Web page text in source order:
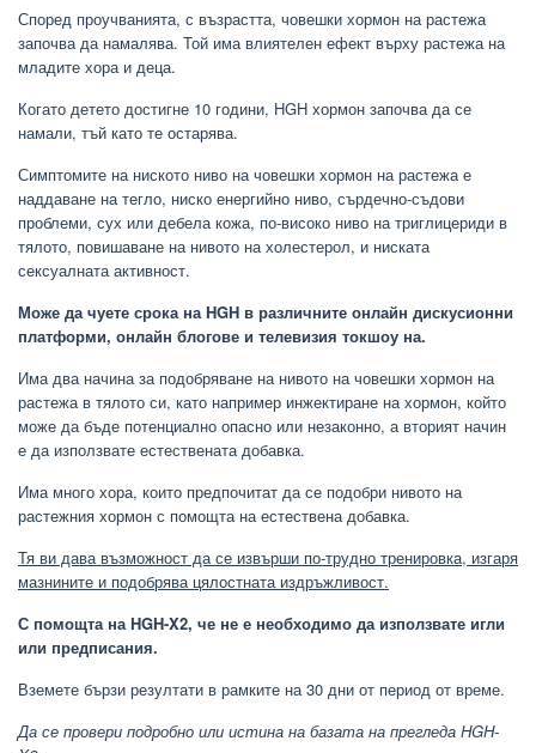
Според проучванията, с възрастта, човешки хормон на растежа
започва да намалява. Той има влиятелен ефект върху растежа на
младите хора и деца.
Когато детето достигне 10 години, HGH хормон започва да се
намали, тъй като те остарява.
Симптомите на ниското ниво на човешки хормон на растежа е
наддаване на тегло, ниско енергийно ниво, сърдечно-съдови
проблеми, сух или дебела кожа, по-високо ниво на триглицериди в
тялото, повишаване на нивото на холестерол, и ниската
сексуалната активност.
Може да чуете срока на HGH в различните онлайн дискусионни
платформи, онлайн блогове и телевизия токшоу на.
Има два начина за подобряване на нивото на човешки хормон на
растежа в тялото си, като например инжектиране на хормон, който
може да бъде потенциално опасно или незаконно, а вторият начин
е да използвате естествената добавка.
Има много хора, които предпочитат да се подобри нивото на
растежния хормон с помощта на естествена добавка.
Тя ви дава възможност да се извърши по-трудно тренировка, изгаря
мазнините и подобрява цялостната издръжливост.
С помощта на HGH-X2, че не е необходимо да използвате игли
или предписания.
Вземете бързи резултати в рамките на 30 дни от период от време.
Да се ​​провери подробно или истина на базата на прегледа HGH-